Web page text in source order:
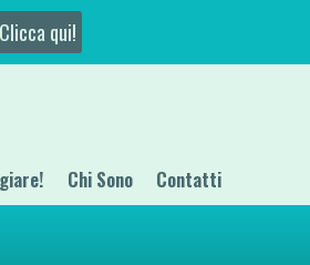
Clicca qui!
Chi Sono Contatti